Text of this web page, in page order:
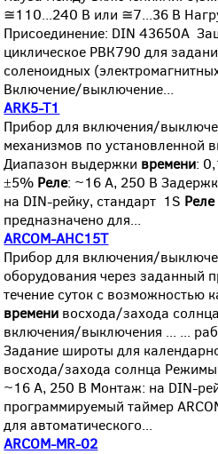
≅110...240 В или ≅7...36 В
Присоединение: DIN 43650A
циклическое РВК790 для
соленоидных
Включение/выключение...
ARK5-T1
Прибор для включения/
механизмов по установленной
Диапазон выдержки времени:
±5% Реле: ~16 А, 250 В
на DIN-рейку, стандарт 1S Реле
предназначено для...
ARCOM-AHC15T
Прибор для включения/
оборудования через заданный
течение суток с возможностью
времени восхода/захода
включения/выключения ... ...
Задание широты для
восхода/захода солнца
~16 А, 250 В Монтаж: на DIN-
программируемый таймер
для автоматического...
ARCOM-MR-02